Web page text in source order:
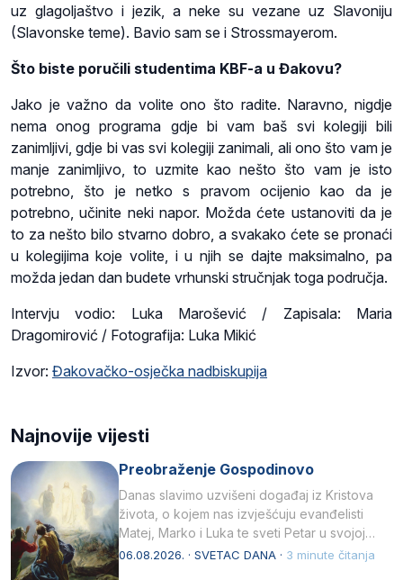
uz glagoljaštvo i jezik, a neke su vezane uz Slavoniju
(Slavonske teme). Bavio sam se i Strossmayerom.
Što biste poručili studentima KBF-a u Đakovu?
Jako je važno da volite ono što radite. Naravno, nigdje
nema onog programa gdje bi vam baš svi kolegiji bili
zanimljivi, gdje bi vas svi kolegiji zanimali, ali ono što vam je
manje zanimljivo, to uzmite kao nešto što vam je isto
potrebno, što je netko s pravom ocijenio kao da je
potrebno, učinite neki napor. Možda ćete ustanoviti da je
to za nešto bilo stvarno dobro, a svakako ćete se pronaći
u kolegijima koje volite, i u njih se dajte maksimalno, pa
možda jedan dan budete vrhunski stručnjak toga područja.
Intervju vodio: Luka Marošević / Zapisala: Maria
Dragomirović / Fotografija: Luka Mikić
Izvor: Đakovačko-osječka nadbiskupija
Najnovije vijesti
Preobraženje Gospodinovo
Danas slavimo uzvišeni događaj iz Kristova
života, o kojem nas izvješćuju evanđelisti
Matej, Marko i Luka te sveti Petar u svojoj
drugoj…
06.08.2026. · SVETAC DANA · 3 minute čitanja